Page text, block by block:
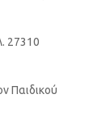
27310
Παιδικού